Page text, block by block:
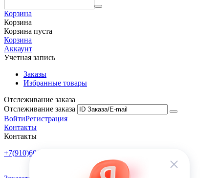
Корзина
Корзина
Корзина пуста
Корзина
Аккаунт
Учетная запись
Заказы
Избранные товары
Отслеживание заказа
Отслеживание заказа
ВойтиРегистрация
Контакты
Контакты
+7(910)601-10-10